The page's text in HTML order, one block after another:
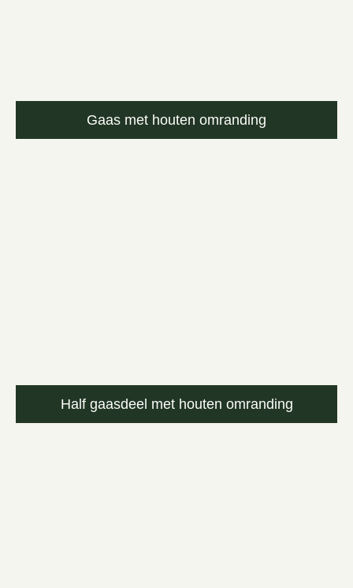
Gaas met houten omranding
Half gaasdeel met houten omranding